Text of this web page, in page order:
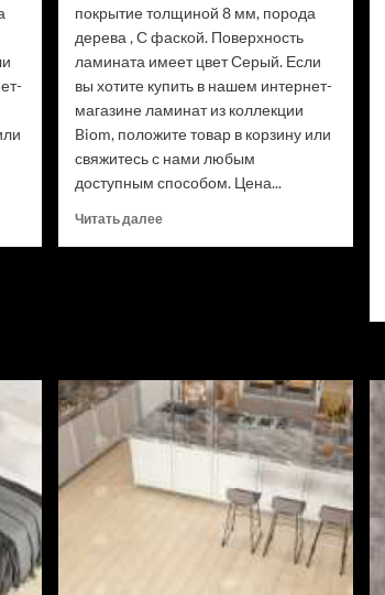
покрытие толщиной 8 мм, порода
дерева , С фаской. Поверхность
ламината имеет цвет Серый. Если
вы хотите купить в нашем интернет-
магазине ламинат из коллекции
Biom, положите товар в корзину или
свяжитесь с нами любым
доступным способом. Цена...
Читать далееПрочитать
Миллор
D50517
(Рейтинг
цен)